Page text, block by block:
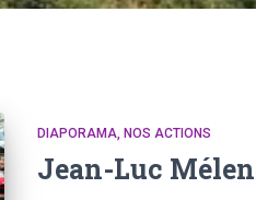
DIAPORAMA NOS ACTIONS
Jean-Luc